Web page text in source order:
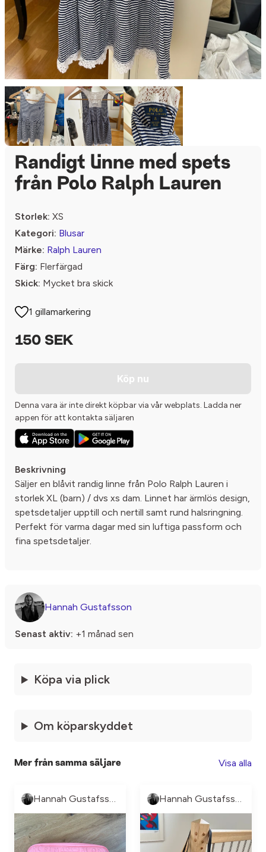
Randigt linne med spets
från Polo Ralph Lauren
Storlek: XS
Kategori: Blusar
Märke: Ralph Lauren
Färg: Flerfärgad
Skick: Mycket bra skick
1 gillamarkering
150 SEK
Köp nu
Denna vara är inte direkt köpbar via vår webplats. Ladda ner
appen för att kontakta säljaren
Beskrivning
Säljer en blåvit randig linne från Polo Ralph Lauren i
storlek XL (barn) / dvs xs dam. Linnet har ärmlös design,
spetsdetaljer upptill och nertill samt rund halsringning.
Perfekt för varma dagar med sin luftiga passform och
fina spetsdetaljer.
Hannah Gustafsson
Senast aktiv: +1 månad sen
Köpa via plick
Om köparskyddet
Mer från samma säljare Visa alla
Hannah Gustafsson Hannah Gustafsson